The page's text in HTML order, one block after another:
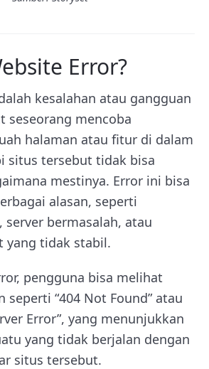
Error?
kesalahan atau gangguan
seseorang mencoba
halaman atau fitur di dalam
situs tersebut tidak bisa
mestinya. Error ini bisa
alasan, seperti
server bermasalah, atau
yang tidak stabil.
pengguna bisa melihat
seperti “404 Not Found” atau
Error”, yang menunjukkan
yang tidak berjalan dengan
situs tersebut.